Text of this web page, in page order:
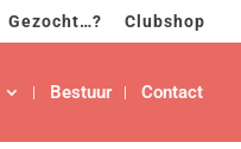
Gezocht…? Clubshop
Bestuur Contact